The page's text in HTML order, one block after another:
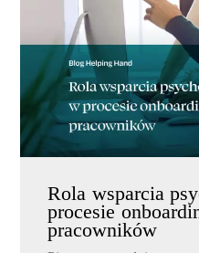
Rola wsparcia
procesie
pracowników